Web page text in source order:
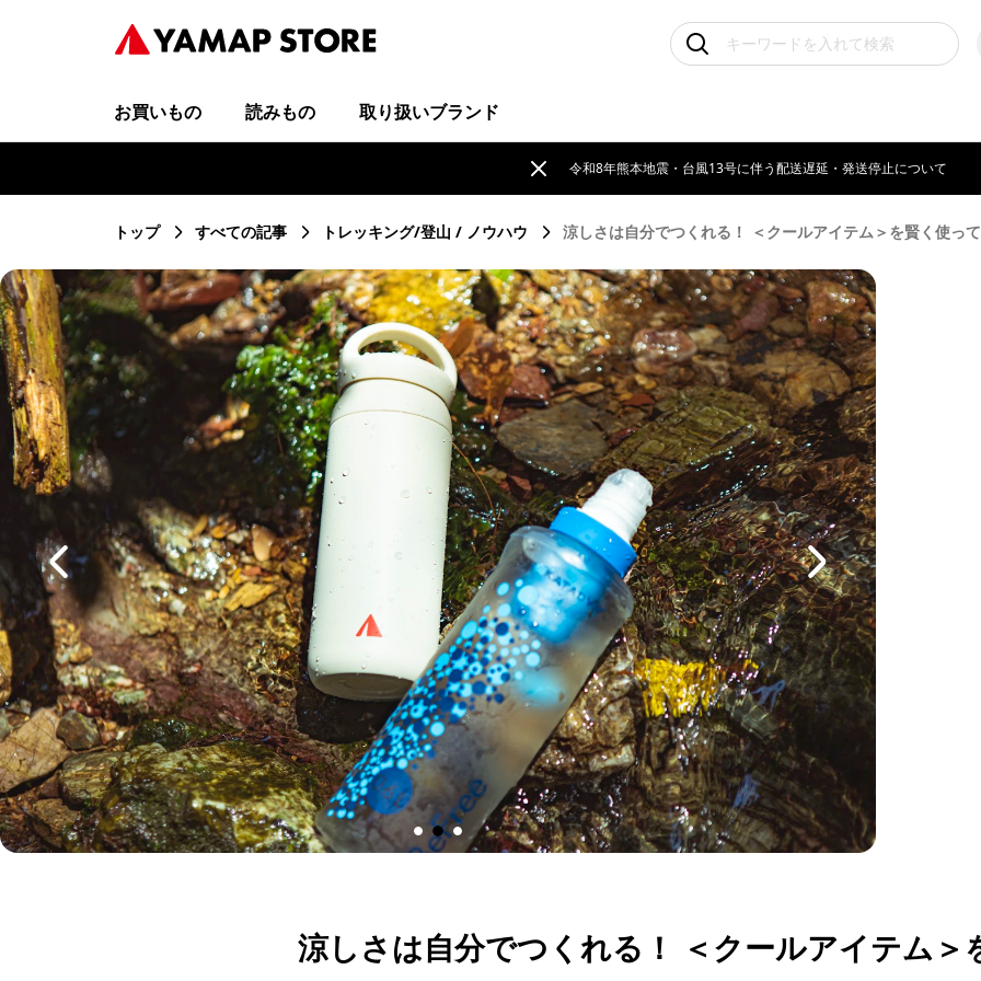
お買いもの 読みもの 取り扱いブランド
令和8年熊本地震・台風13号に伴う配送遅延・発送停止について
トップ すべての記事 トレッキング/登山 ノウハウ 涼しさは自分でつくれる！ ＜クールアイテム＞を賢く使っ
涼しさは自分でつくれる！ ＜クールアイテム＞